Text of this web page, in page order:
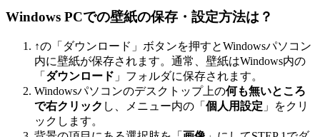
Windows PCでの壁紙の保存・設定方法は？
↑の「ダウンロード」ボタンを押すとWindowsパソコン
内に壁紙が保存されます。通常、壁紙はWindows内の
「 ダウンロード 」フォルダに保存されます。
Windowsパソコンのデスクトップ上の何も無いところ
で右クリック し、メニュー内の「 個人用設定 」をクリ
ックします。